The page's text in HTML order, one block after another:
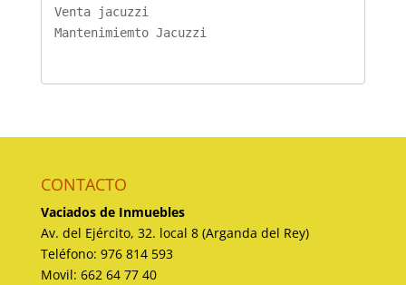
Venta jacuzzi
Mantenimiemto Jacuzzi
CONTACTO
Vaciados de Inmuebles
Av. del Ejército, 32. local 8 (Arganda del Rey)
Teléfono: 976 814 593
Movil: 662 64 77 40